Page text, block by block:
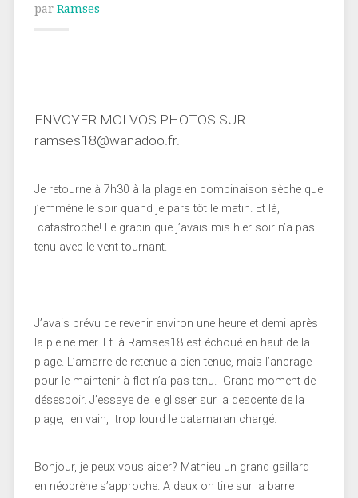
par Ramses
ENVOYER MOI VOS PHOTOS SUR
ramses18@wanadoo.fr.
Je retourne à 7h30 à la plage en combinaison sèche que
j’emmène le soir quand je pars tôt le matin. Et là,
catastrophe! Le grapin que j’avais mis hier soir n’a pas
tenu avec le vent tournant.
J’avais prévu de revenir environ une heure et demi après
la pleine mer. Et là Ramses18 est échoué en haut de la
plage. L’amarre de retenue a bien tenue, mais l’ancrage
pour le maintenir à flot n’a pas tenu. Grand moment de
désespoir. J’essaye de le glisser sur la descente de la
plage, en vain, trop lourd le catamaran chargé.
Bonjour, je peux vous aider? Mathieu un grand gaillard
en néoprène s’approche. A deux on tire sur la barre